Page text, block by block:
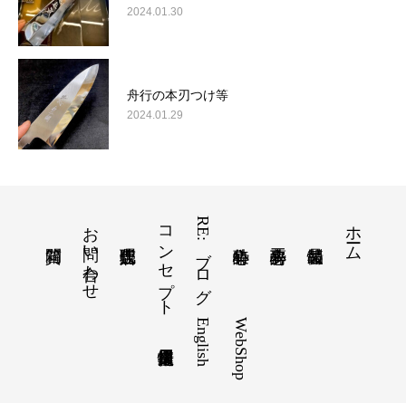
2024.01.30
舟行の本刃つけ等
2024.01.29
ホーム
RE:ブログ
コンセプト
お問い合わせ
WebShop
English